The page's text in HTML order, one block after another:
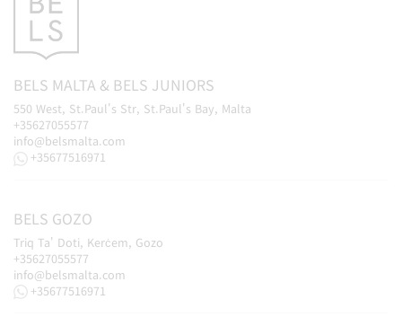
BELS MALTA & BELS JUNIORS
550 West, St.Paul's Str, St.Paul's Bay, Malta
+35627055577
info@belsmalta.com
+35677516971
BELS GOZO
Triq Ta' Doti, Kerċem, Gozo
+35627055577
info@belsmalta.com
+35677516971